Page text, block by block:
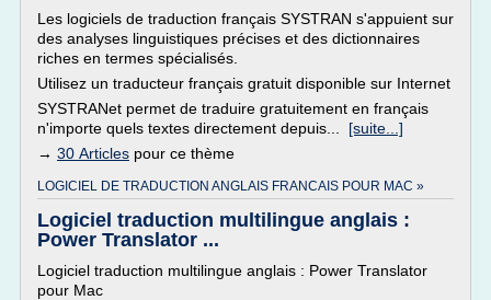
Les logiciels de traduction français SYSTRAN s'appuient sur
des analyses linguistiques précises et des dictionnaires
riches en termes spécialisés.
Utilisez un traducteur français gratuit disponible sur Internet
SYSTRANet permet de traduire gratuitement en français
n'importe quels textes directement depuis... [suite...]
→ 30 Articles pour ce thème
LOGICIEL DE TRADUCTION ANGLAIS FRANCAIS POUR MAC »
Logiciel traduction multilingue anglais :
Power Translator ...
Logiciel traduction multilingue anglais : Power Translator
pour Mac